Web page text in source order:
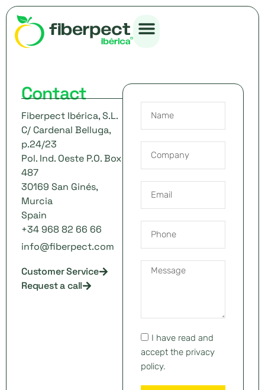
Contact
Fiberpect Ibérica, S.L.
C/ Cardenal Belluga,
p.24/23
Pol. Ind. Oeste P.O. Box
487
30169 San Ginés,
Murcia
Spain
+34 968 82 66 66
info@fiberpect.com
Customer Service
Request a call
I have read and
accept the privacy
policy.